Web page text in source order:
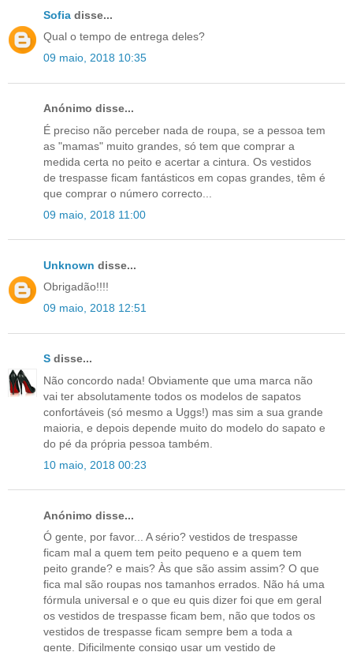
Sofia disse...
Qual o tempo de entrega deles?
09 maio, 2018 10:35
Anónimo disse...
É preciso não perceber nada de roupa, se a pessoa tem
as "mamas" muito grandes, só tem que comprar a
medida certa no peito e acertar a cintura. Os vestidos
de trespasse ficam fantásticos em copas grandes, têm é
que comprar o número correcto...
09 maio, 2018 11:00
Unknown disse...
Obrigadão!!!!
09 maio, 2018 12:51
S disse...
Não concordo nada! Obviamente que uma marca não
vai ter absolutamente todos os modelos de sapatos
confortáveis (só mesmo a Uggs!) mas sim a sua grande
maioria, e depois depende muito do modelo do sapato e
do pé da própria pessoa também.
10 maio, 2018 00:23
Anónimo disse...
Ó gente, por favor... A sério? vestidos de trespasse
ficam mal a quem tem peito pequeno e a quem tem
peito grande? e mais? Às que são assim assim? O que
fica mal são roupas nos tamanhos errados. Não há uma
fórmula universal e o que eu quis dizer foi que em geral
os vestidos de trespasse ficam bem, não que todos os
vestidos de trespasse ficam sempre bem a toda a
gente. Dificilmente consigo usar um vestido de